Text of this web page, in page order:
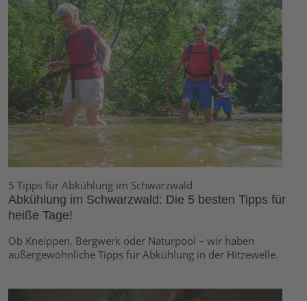
5 Tipps für Abkühlung im Schwarzwald
Abkühlung im Schwarzwald: Die 5 besten Tipps für
heiße Tage!
Ob Kneippen, Bergwerk oder Naturpool – wir haben
außergewöhnliche Tipps für Abkühlung in der Hitzewelle.